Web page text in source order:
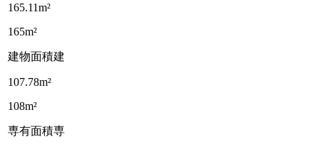
165.11m²
165m²
建物面積建
107.78m²
108m²
専有面積専